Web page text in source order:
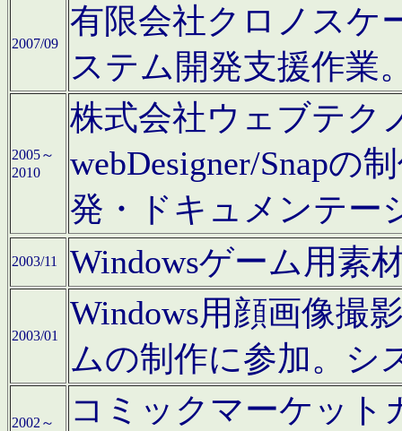
2007/09
有限会社クロノスケ
ステム開発支援作業
2005～
2010
株式会社ウェブテク
webDesigner/Snapの
発・ドキュメンテー
2003/11 Windowsゲーム用素
2003/01
Windows用顔画像撮
ムの制作に参加。シ
2002～
コミックマーケット